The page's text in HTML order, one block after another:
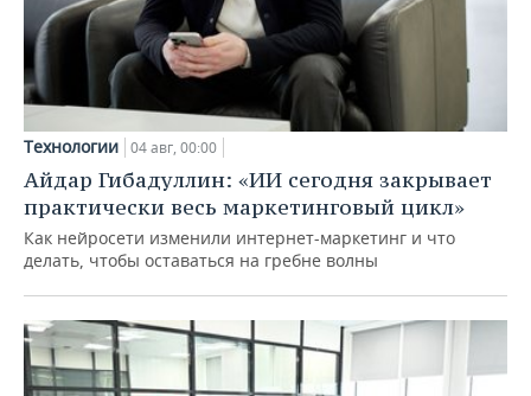
Технологии 04 авг, 00:00
Айдар Гибадуллин: «ИИ сегодня закрывает
практически весь маркетинговый цикл»
Как нейросети изменили интернет-маркетинг и что
делать, чтобы оставаться на гребне волны